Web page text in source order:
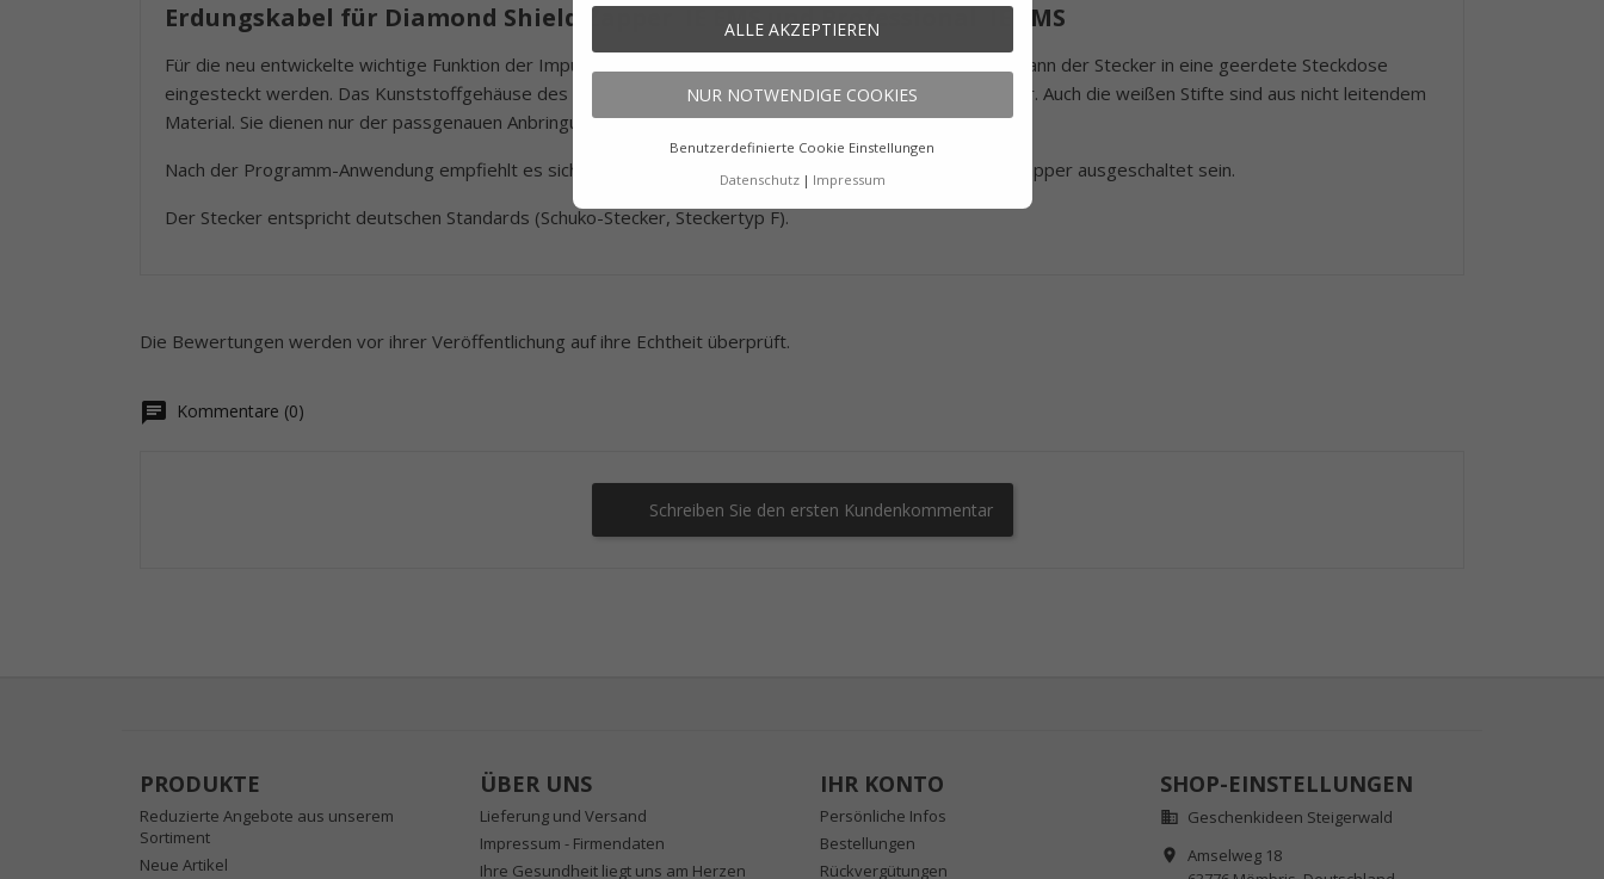
Erdungskabel für Diamond Shield Zapper IE EMS und Professional IE EMS
Für die neu entwickelte wichtige Funktion der Impuls Entladung (IE) des Diamond Shield Zappers IE EMS kann der Stecker in eine geerdete Steckdose
eingesteckt werden. Das Kunststoffgehäuse des Steckers stellt ausschließlich Kontakt mit der Erdung her. Auch die weißen Stifte sind aus nicht leitendem
Material. Sie dienen nur der passgenauen Anbringung des Steckers.
Nach der Programm-Anwendung empfiehlt es sich noch 50 Minuten geerdet zu bleiben. Dafür kann der Zapper ausgeschaltet sein.
Der Stecker entspricht deutschen Standards (Schuko-Stecker, Steckertyp F).
Die Bewertungen werden vor ihrer Veröffentlichung auf ihre Echtheit überprüft.
chat Kommentare (0)
Schreiben Sie den ersten Kundenkommentar
PRODUKTE
Reduzierte Angebote aus unserem
Sortiment
Neue Artikel
ÜBER UNS
Lieferung und Versand
Impressum - Firmendaten
Ihre Gesundheit liegt uns am Herzen
IHR KONTO
Persönliche Infos
Bestellungen
Rückvergütungen
SHOP-EINSTELLUNGEN
 Geschenkideen Steigerwald

Amselweg 18
ALLE AKZEPTIEREN
NUR NOTWENDIGE COOKIES
Benutzerdefinierte Cookie Einstellungen
Datenschutz
Impressum